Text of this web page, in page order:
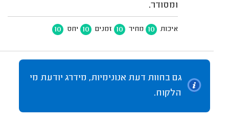
ומסודר.
איכות 10 מחיר 10 זמנים 10 יחס 10
גם בחוות דעת אנונימיות, מידרג יודעת מי
הלקוח.